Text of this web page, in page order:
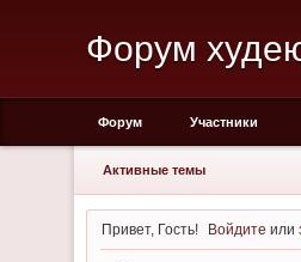
Форум
Форум Участники
Активные темы
Привет, Гость! Войдите или